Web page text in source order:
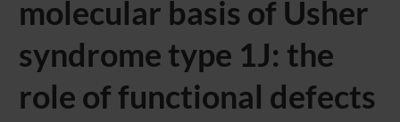
molecular basis of Usher
syndrome type 1J: the
role of functional defects